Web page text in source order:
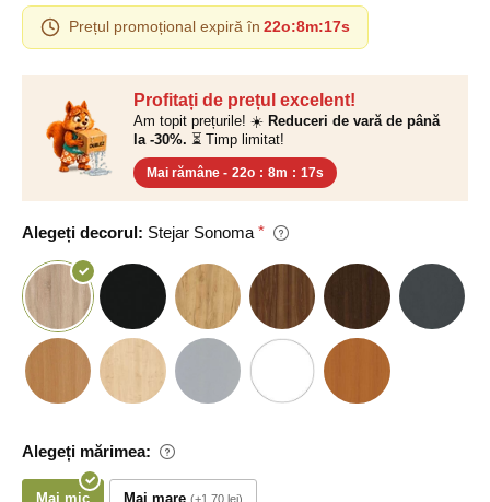
Profitați de prețul excelent!
Am topit prețurile! ☀️ Reduceri de vară de până
la -30%. ⏳ Timp limitat!
Mai rămâne - 22o : 8m : 17s
Alegeți decorul: Stejar Sonoma
Alegeți mărimea:
Mai mic Mai mare +1,70 lei
Prețul promoțional expiră în 22o:8m:17s